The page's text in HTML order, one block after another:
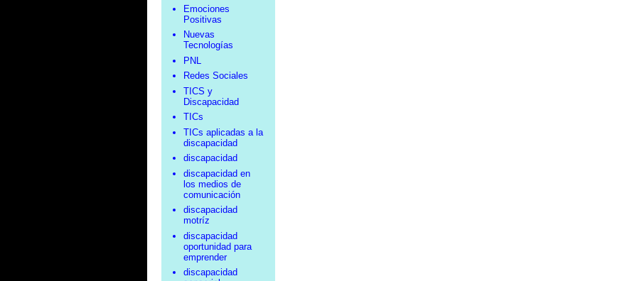
Emociones
Positivas
Nuevas
Tecnologías
PNL
Redes Sociales
TICS y
Discapacidad
TICs
TICs aplicadas a la
discapacidad
discapacidad
discapacidad en
los medios de
comunicación
discapacidad
motríz
discapacidad
oportunidad para
emprender
discapacidad